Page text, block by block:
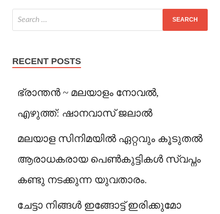
RECENT POSTS
ഭ്രാന്തൻ ~ മലയാളം നോവൽ,
എഴുത്ത്: ഷാനവാസ് ജലാൽ
മലയാള സിനിമയിൽ ഏറ്റവും കൂടുതൽ
ആരാധകരായ പെൺകുട്ടികൾ സ്വപ്നം
കണ്ടു നടക്കുന്ന യുവതാരം.
ചേട്ടാ നിങ്ങൾ ഇങ്ങോട്ട് ഇരിക്കുമോ